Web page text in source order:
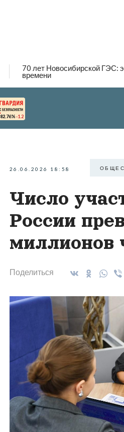
70 лет Новосибирской ГЭС:
времени
82.76% -1.2
26.06.2026 18:58
Число
России
миллионов
Поделиться